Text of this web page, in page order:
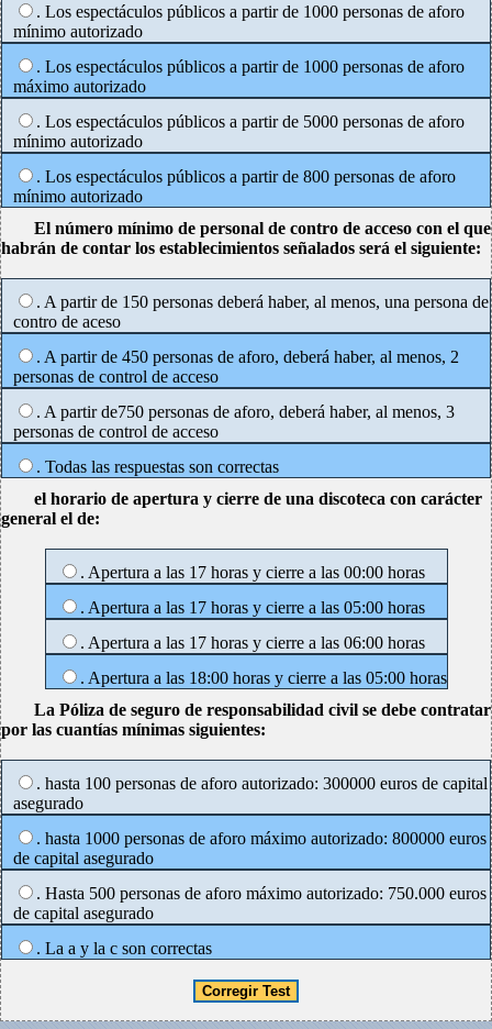
. Los espectáculos públicos a partir de 1000 personas de aforo
mínimo autorizado
. Los espectáculos públicos a partir de 1000 personas de aforo
máximo autorizado
. Los espectáculos públicos a partir de 5000 personas de aforo
mínimo autorizado
. Los espectáculos públicos a partir de 800 personas de aforo
mínimo autorizado
El número mínimo de personal de contro de acceso con el que
habrán de contar los establecimientos señalados será el siguiente:
. A partir de 150 personas deberá haber, al menos, una persona de
contro de aceso
. A partir de 450 personas de aforo, deberá haber, al menos, 2
personas de control de acceso
. A partir de750 personas de aforo, deberá haber, al menos, 3
personas de control de acceso
. Todas las respuestas son correctas
el horario de apertura y cierre de una discoteca con carácter
general el de:
. Apertura a las 17 horas y cierre a las 00:00 horas
. Apertura a las 17 horas y cierre a las 05:00 horas
. Apertura a las 17 horas y cierre a las 06:00 horas
. Apertura a las 18:00 horas y cierre a las 05:00 horas
La Póliza de seguro de responsabilidad civil se debe contratar
por las cuantías mínimas siguientes:
. hasta 100 personas de aforo autorizado: 300000 euros de capital
asegurado
. hasta 1000 personas de aforo máximo autorizado: 800000 euros
de capital asegurado
. Hasta 500 personas de aforo máximo autorizado: 750.000 euros
de capital asegurado
. La a y la c son correctas